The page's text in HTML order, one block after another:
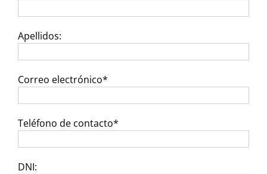
Apellidos:
Correo electrónico*
Teléfono de contacto*
DNI: